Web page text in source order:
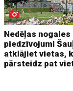
Nedēļas nogales
piedzīvojumi
atklājiet vietas,
pārsteidz pat